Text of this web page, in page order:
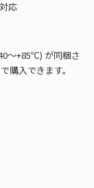
応
～+85℃) が同梱さ
購入できます。